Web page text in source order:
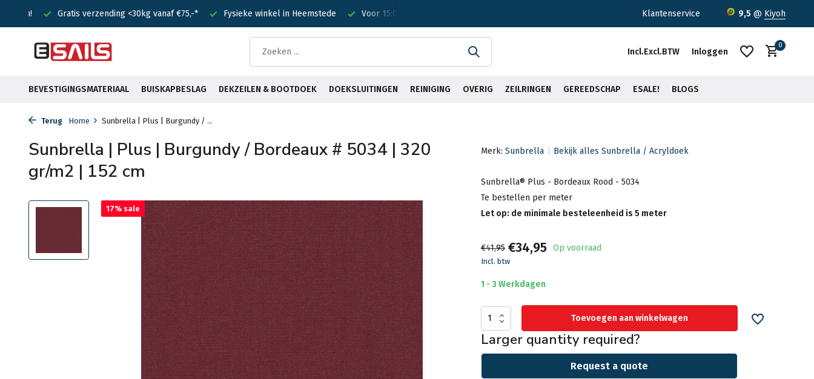
vanaf €75,-* Fysieke winkel in Heemstede Voor 15:00 besteld? Is vandaag verzonden! Klantenservice 9,5 @ Kiyoh
Incl.Excl.BTW Inloggen
0
BEVESTIGINGSMATERIAAL BUISKAPBESLAG DEKZEILEN & BOOTDOEK DOEKSLUITINGEN REINIGING OVERIG ZEILRINGEN GEREEDSCHAP ESALE! BLOGS
Terug Home Sunbrella | Plus | Burgundy / ...
Sunbrella | Plus | Burgundy / Bordeaux # 5034 | 320
gr/m2 | 152 cm
17% sale
Merk: Sunbrella Bekijk alles Sunbrella / Acryldoek
Sunbrella® Plus - Bordeaux Rood - 5034
Te bestellen per meter
Let op: de minimale besteleenheid is 5 meter
€41,95 €34,95 Op voorraad
Incl. btw
1 - 3 Werkdagen
Toevoegen aan winkelwagen
Larger quantity required?
Request a quote